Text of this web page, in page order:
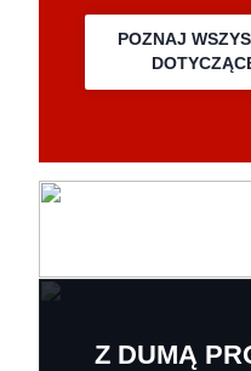
POZNAJ
Z DUMĄ